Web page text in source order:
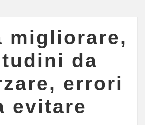
migliorare,
da
errori
evitare